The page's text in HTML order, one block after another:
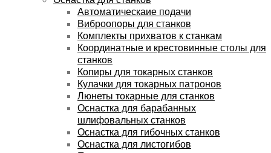
Автоматическаие подачи
Виброопоры для станков
Комплекты прихватов к станкам
Координатные и крестовинные столы для
станков
Копиры для токарных станков
Кулачки для токарных патронов
Люнеты токарные для станков
Оснастка для барабанных
шлифовальных станков
Оснастка для гибочных станков
Оснастка для листогибов